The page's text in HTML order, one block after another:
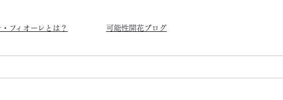
フィオーレとは？ 可能性開花ブログ